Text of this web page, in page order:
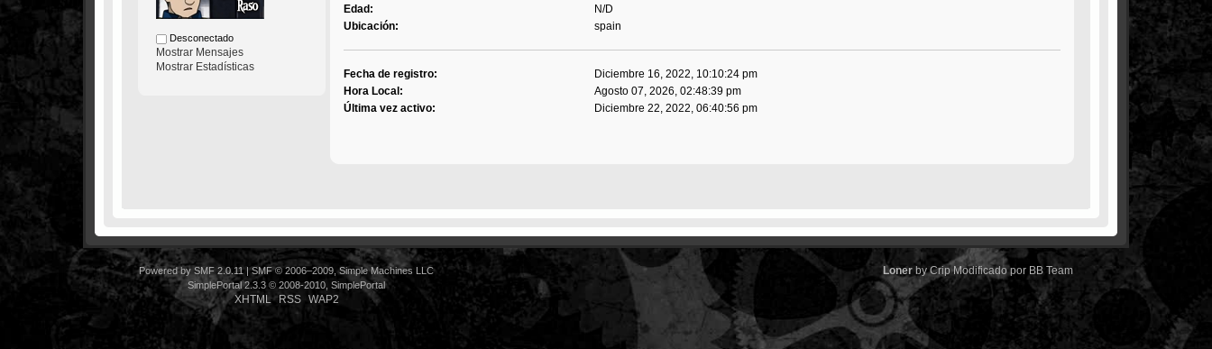
Desconectado
Mostrar Mensajes
Mostrar Estadísticas
Edad:
N/D
Ubicación:
spain
Fecha de registro:
Diciembre 16, 2022, 10:10:24 pm
Hora Local:
Agosto 07, 2026, 02:48:39 pm
Última vez activo:
Diciembre 22, 2022, 06:40:56 pm
Powered by SMF 2.0.11|SMF © 2006–2009, Simple Machines LLC
SimplePortal 2.3.3 © 2008-2010, SimplePortal
XHTML RSS WAP2
LonerbyCrip